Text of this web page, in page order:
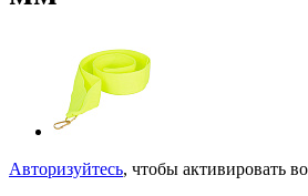
Авторизуйтесь, чтобы активировать